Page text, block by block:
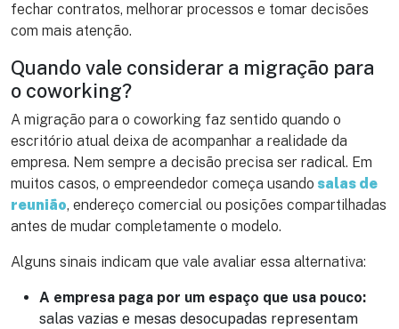
fechar contratos, melhorar processos e tomar decisões
com mais atenção.
Quando vale considerar a migração para
o coworking?
A migração para o coworking faz sentido quando o
escritório atual deixa de acompanhar a realidade da
empresa. Nem sempre a decisão precisa ser radical. Em
muitos casos, o empreendedor começa usando salas de
reunião, endereço comercial ou posições compartilhadas
antes de mudar completamente o modelo.
Alguns sinais indicam que vale avaliar essa alternativa:
A empresa paga por um espaço que usa pouco:
salas vazias e mesas desocupadas representam